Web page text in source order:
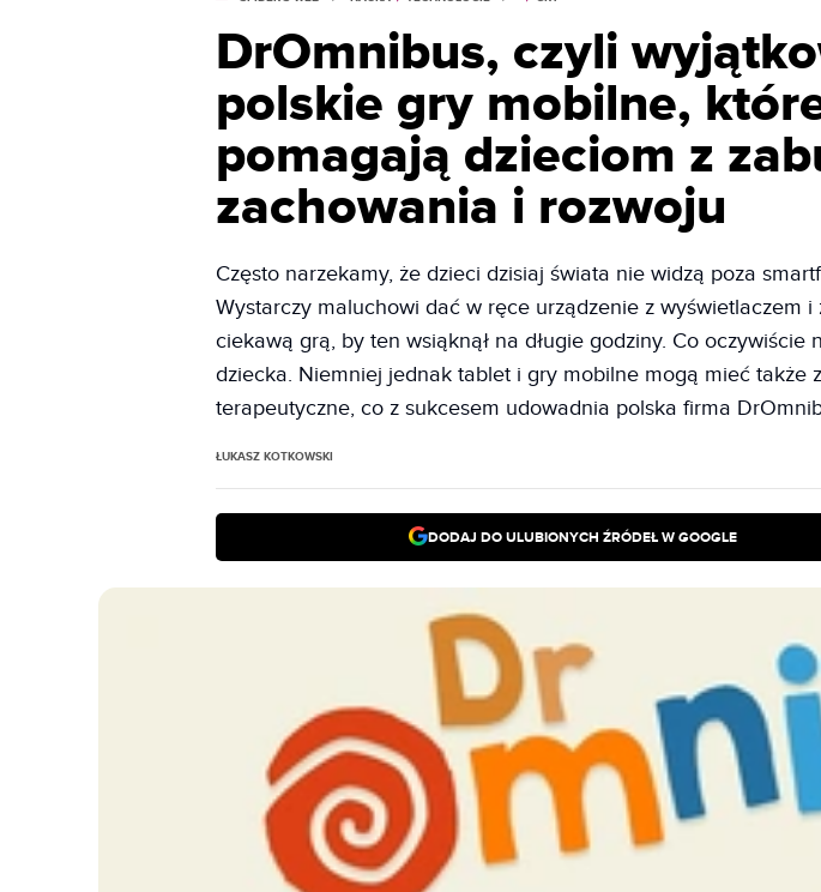
DrOmnibus, czyli
polskie gry mobilne,
pomagają dzieciom z
zachowania i rozwoju
Często narzekamy, że dzieci dzisiaj świata nie widzą poza
Wystarczy maluchowi dać w ręce urządzenie z wyświetlaczem
ciekawą grą, by ten wsiąknął na długie godziny. Co oczywiście
dziecka. Niemniej jednak tablet i gry mobilne mogą mieć także
terapeutyczne, co z sukcesem udowadnia polska firma
ŁUKASZ KOTKOWSKI
DODAJ DO ULUBIONYCH ŹRÓDEŁ W GOOGLE